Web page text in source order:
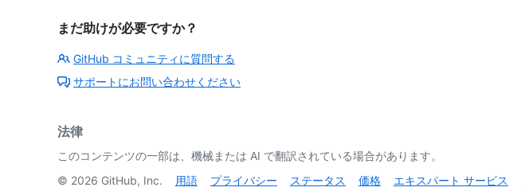
まだ助けが必要ですか？
GitHub コミュニティに質問する
サポートにお問い合わせください
法律
このコンテンツの一部は、機械または AI で翻訳されている場合があります。
© 2026 GitHub, Inc. 用語 プライバシー ステータス 価格 エキスパート サービス